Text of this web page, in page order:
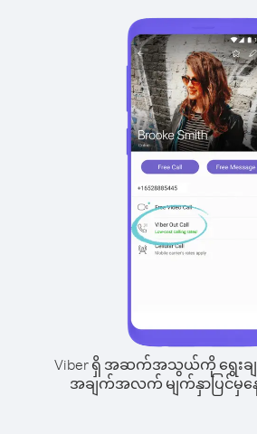
Viber ရှိ အဆက်အသွယ်ကို ရွေးချ
အချက်အလက် မျက်နှာပြင်မှနေ